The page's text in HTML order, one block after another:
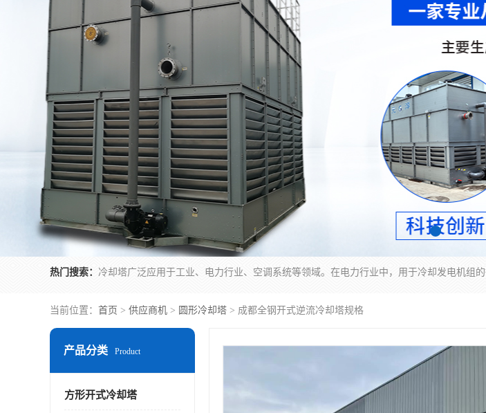
热门搜索：
当前位置： 首页 > 供应商机 > 圆形冷却塔 > 成都全钢开式逆流冷却塔规格
产品分类 Product
方形开式冷却塔